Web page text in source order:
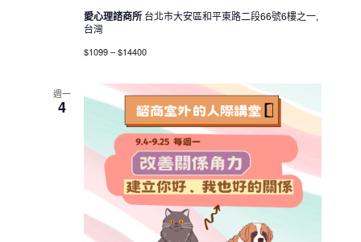
愛心理諮商所 台北市大安區和平東路二段66號6樓之一,
台灣
$1099 – $14400
週一
4